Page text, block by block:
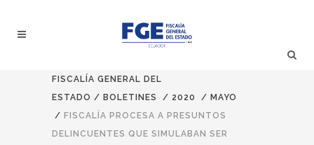
FISCALÍA GENERAL DEL
ESTADO / BOLETINES / 2020 / MAYO
/ FISCALÍA PROCESA A PRESUNTOS
DELINCUENTES QUE SIMULABAN SER